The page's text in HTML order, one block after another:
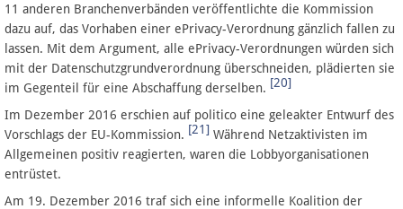
11 anderen Branchenverbänden veröffentlichte die Kommission
dazu auf, das Vorhaben einer ePrivacy-Verordnung gänzlich fallen zu
lassen. Mit dem Argument, alle ePrivacy-Verordnungen würden sich
mit der Datenschutzgrundverordnung überschneiden, plädierten sie
im Gegenteil für eine Abschaffung derselben. [20]
Im Dezember 2016 erschien auf politico eine geleakter Entwurf des
Vorschlags der EU-Kommission. [21] Während Netzaktivisten im
Allgemeinen positiv reagierten, waren die Lobbyorganisationen
entrüstet.
Am 19. Dezember 2016 traf sich eine informelle Koalition der